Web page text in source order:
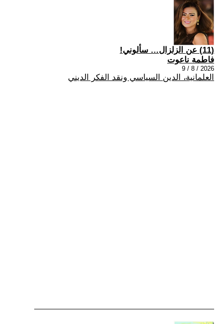
(11) عن الزلزال… سألوني!
فاطمة ناعوت
2026 / 8 / 9
العلمانية، الدين السياسي ونقد الفكر الديني